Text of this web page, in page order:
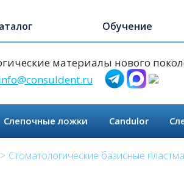
Обучение
материалы нового
Слепочные ложки Candulor
Стоматологические базисные